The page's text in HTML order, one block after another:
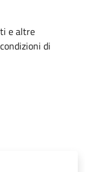
e altre
di